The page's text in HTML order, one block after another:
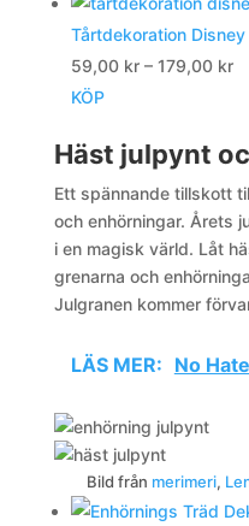
Tårtdekoration
59,00 kr – 179,00 kr
KÖP
Häst julpynt
Ett spännande tillskott
och enhörningar. Årets
i en magisk värld. Låt
grenarna och
Julgranen kommer
LÄS MER: No
Bild från merimeri,